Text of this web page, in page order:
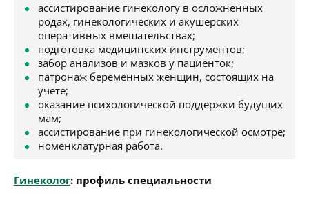
ассистирование гинекологу в осложненных
родах, гинекологических и акушерских
оперативных вмешательствах;
подготовка медицинских инструментов;
забор анализов и мазков у пациенток;
патронаж беременных женщин, состоящих на
учете;
оказание психологической поддержки будущих
мам;
ассистирование при гинекологической осмотре;
номенклатурная работа.
Гинеколог: профиль специальности